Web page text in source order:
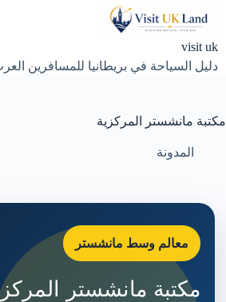
visit uk
دليل السياحة في بريطانيا للمسافرين
مكتبة مانشستر المركزية
المدونة
معالم وسط مانشستر
مكتبة مانشستر